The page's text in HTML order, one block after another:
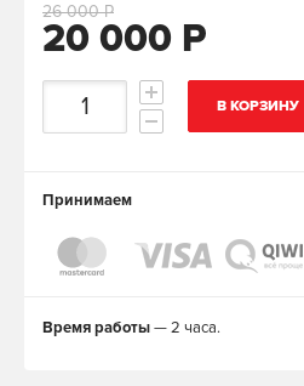
20 000 Р
26 000 Р
В КОРЗИНУ
Принимаем
Время работы— 2 часа.